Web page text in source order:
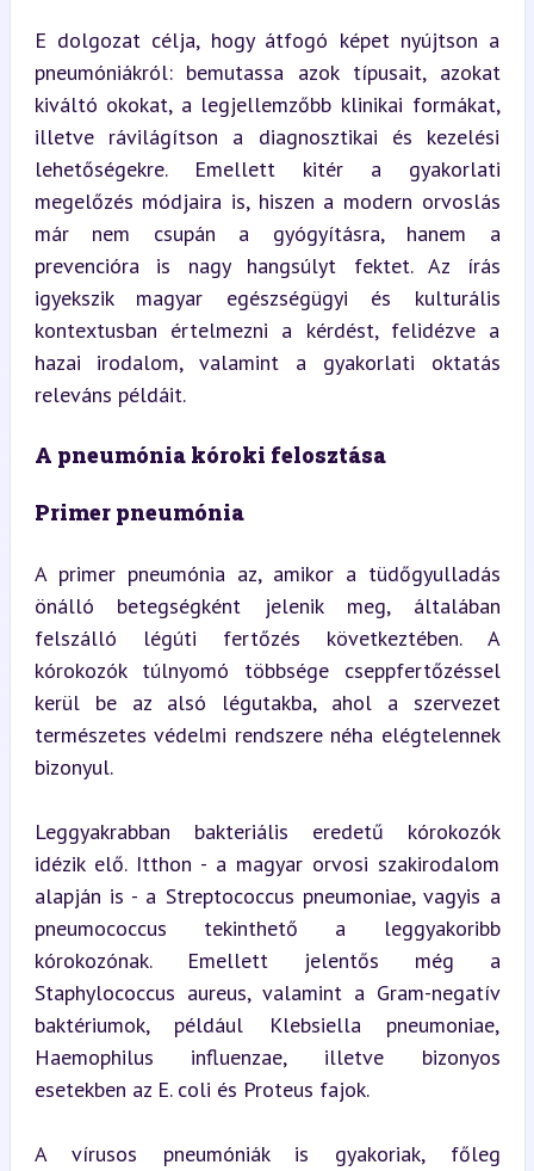
E dolgozat célja, hogy átfogó képet nyújtson a
pneumóniákról: bemutassa azok típusait, azokat
kiváltó okokat, a legjellemzőbb klinikai formákat,
illetve rávilágítson a diagnosztikai és kezelési
lehetőségekre. Emellett kitér a gyakorlati
megelőzés módjaira is, hiszen a modern orvoslás
már nem csupán a gyógyításra, hanem a
prevencióra is nagy hangsúlyt fektet. Az írás
igyekszik magyar egészségügyi és kulturális
kontextusban értelmezni a kérdést, felidézve a
hazai irodalom, valamint a gyakorlati oktatás
releváns példáit.
A pneumónia kóroki felosztása
Primer pneumónia
A primer pneumónia az, amikor a tüdőgyulladás
önálló betegségként jelenik meg, általában
felszálló légúti fertőzés következtében. A
kórokozók túlnyomó többsége cseppfertőzéssel
kerül be az alsó légutakba, ahol a szervezet
természetes védelmi rendszere néha elégtelennek
bizonyul.
Leggyakrabban bakteriális eredetű kórokozók
idézik elő. Itthon - a magyar orvosi szakirodalom
alapján is - a Streptococcus pneumoniae, vagyis a
pneumococcus tekinthető a leggyakoribb
kórokozónak. Emellett jelentős még a
Staphylococcus aureus, valamint a Gram-negatív
baktériumok, például Klebsiella pneumoniae,
Haemophilus influenzae, illetve bizonyos
esetekben az E. coli és Proteus fajok.
A vírusos pneumóniák is gyakoriak, főleg